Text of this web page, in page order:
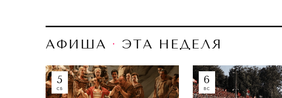
АФИША · ЭТА НЕДЕЛЯ
5
СБ
6
ВС